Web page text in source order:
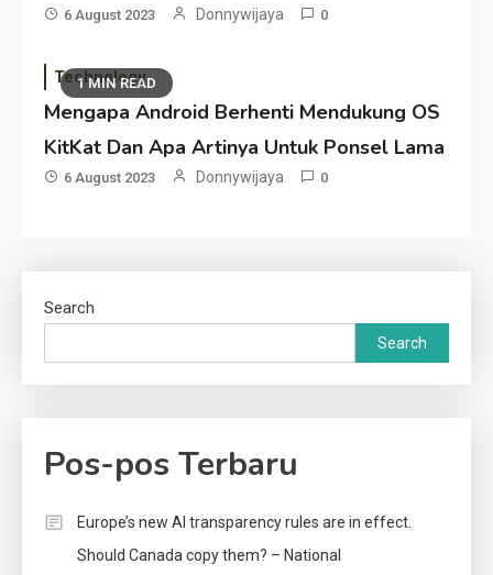
6 August 2023 Donnywijaya 0
1 MIN READ
Technology
Mengapa Android Berhenti Mendukung OS
KitKat Dan Apa Artinya Untuk Ponsel Lama
6 August 2023 Donnywijaya 0
Search
Search
Pos-pos Terbaru
Europe’s new AI transparency rules are in effect.
Should Canada copy them? – National